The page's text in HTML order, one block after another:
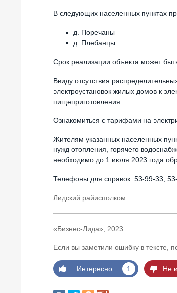
В следующих населенных пунктах
д. Поречаны
д. Плебанцы
Срок реализации объекта может
Ввиду отсутствия
электроустановок жилых домов к
пищеприготовления.
Ознакомиться с тарифами на
Жителям указанных населенных
нужд отопления, горячего
необходимо до 1 июля 2023 года
Телефоны для справок 53-99-33,
Лидский райисполком
«Бизнес-Лида», 2023.
Если вы заметили ошибку в тексте,
Интересно 1 Не